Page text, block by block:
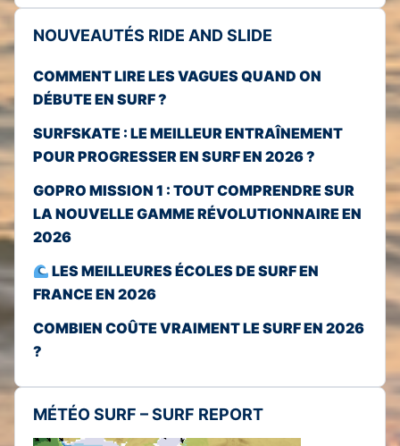
NOUVEAUTÉS RIDE AND SLIDE
COMMENT LIRE LES VAGUES QUAND ON
DÉBUTE EN SURF ?
SURFSKATE : LE MEILLEUR ENTRAÎNEMENT
POUR PROGRESSER EN SURF EN 2026 ?
GOPRO MISSION 1 : TOUT COMPRENDRE SUR
LA NOUVELLE GAMME RÉVOLUTIONNAIRE EN
2026
LES MEILLEURES ÉCOLES DE SURF EN
FRANCE EN 2026
COMBIEN COÛTE VRAIMENT LE SURF EN 2026
?
MÉTÉO SURF – SURF REPORT